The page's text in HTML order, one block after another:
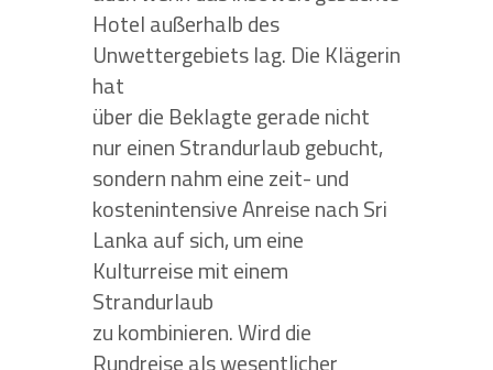
Hotel außerhalb des
Unwettergebiets lag. Die Klägerin
hat
über die Beklagte gerade nicht
nur einen Strandurlaub gebucht,
sondern nahm eine zeit- und
kostenintensive Anreise nach Sri
Lanka auf sich, um eine
Kulturreise mit einem
Strandurlaub
zu kombinieren. Wird die
Rundreise als wesentlicher